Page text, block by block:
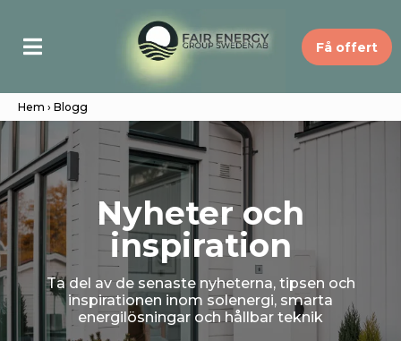
Få offert
Hem › Blogg
Nyheter och
inspiration
Ta del av de senaste nyheterna, tipsen och
inspirationen inom solenergi, smarta
energilösningar och hållbar teknik